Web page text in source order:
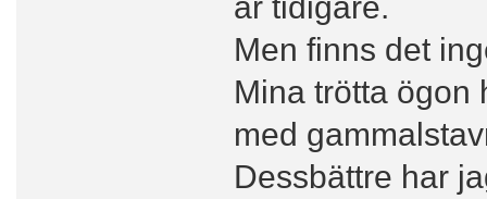
Men finns det
Mina trötta ögon
med
Dessbättre har